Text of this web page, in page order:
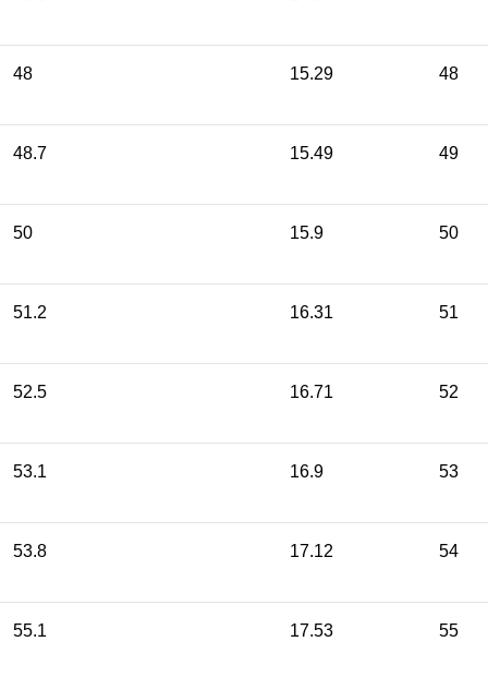
48 15.29 48
48.7 15.49 49
50 15.9 50
51.2 16.31 51
52.5 16.71 52
53.1 16.9 53
53.8 17.12 54
55.1 17.53 55